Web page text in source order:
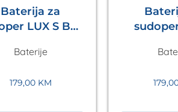
Baterija za
LUX S Bež
Baterije
179,00 KM
sudoper LUX